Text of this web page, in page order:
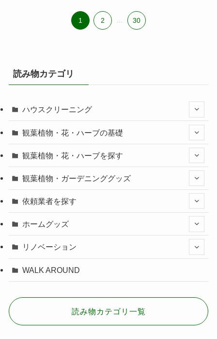
1 2 30
読み物カテゴリ
ハウスクリーニング
観葉植物・花・ハーブの基礎
観葉植物・花・ハーブを探す
観葉植物・ガーデニンググッズ
依頼業者を探す
ホームグッズ
リノベーション
WALK AROUND
読み物カテゴリ一覧